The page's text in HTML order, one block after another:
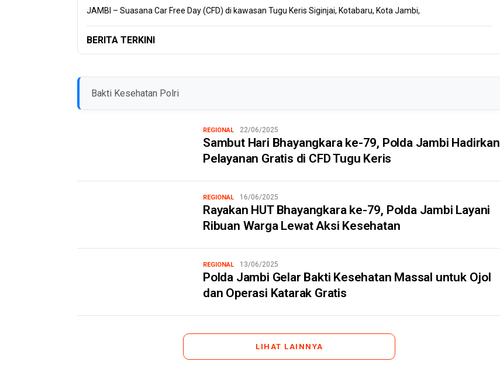
JAMBI – Suasana Car Free Day (CFD) di kawasan Tugu Keris Siginjai, Kotabaru, Kota Jambi,
BERITA TERKINI
Bakti Kesehatan Polri
REGIONAL 22/06/2025
Sambut Hari Bhayangkara ke-79, Polda Jambi Hadirkan
Pelayanan Gratis di CFD Tugu Keris
REGIONAL 16/06/2025
Rayakan HUT Bhayangkara ke-79, Polda Jambi Layani
Ribuan Warga Lewat Aksi Kesehatan
REGIONAL 13/06/2025
Polda Jambi Gelar Bakti Kesehatan Massal untuk Ojol
dan Operasi Katarak Gratis
LIHAT LAINNYA